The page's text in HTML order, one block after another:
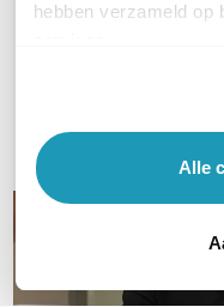
hebben verzameld op
Alle
Vraag